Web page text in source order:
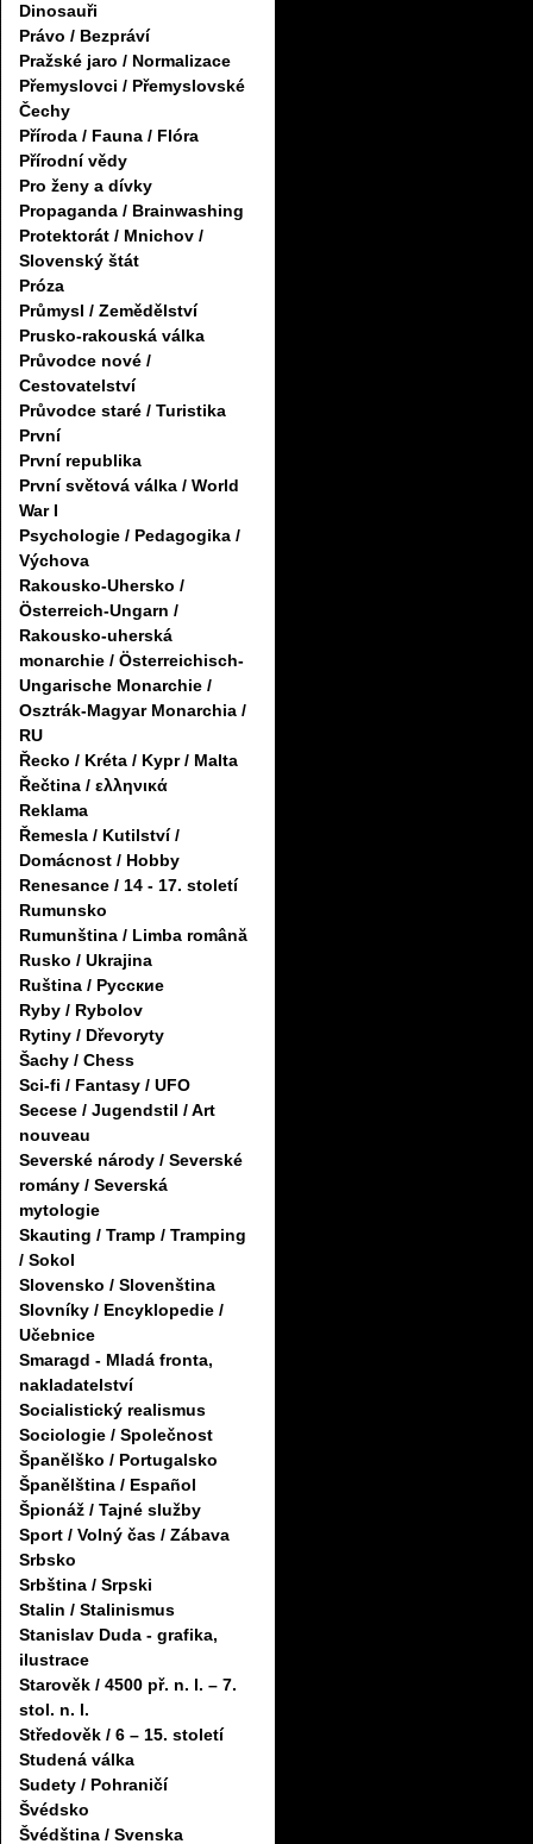
Dinosauři
Právo / Bezpráví
Pražské jaro / Normalizace
Přemyslovci / Přemyslovské
Čechy
Příroda / Fauna / Flóra
Přírodní vědy
Pro ženy a dívky
Propaganda / Brainwashing
Protektorát / Mnichov /
Slovenský štát
Próza
Průmysl / Zemědělství
Prusko-rakouská válka
Průvodce nové /
Cestovatelství
Průvodce staré / Turistika
První
První republika
První světová válka / World
War I
Psychologie / Pedagogika /
Výchova
Rakousko-Uhersko /
Österreich-Ungarn /
Rakousko-uherská
monarchie / Österreichisch-
Ungarische Monarchie /
Osztrák-Magyar Monarchia /
RU
Řecko / Kréta / Kypr / Malta
Řečtina / ελληνικά
Reklama
Řemesla / Kutilství /
Domácnost / Hobby
Renesance / 14 - 17. století
Rumunsko
Rumunština / Limba română
Rusko / Ukrajina
Ruština / Русские
Ryby / Rybolov
Rytiny / Dřevoryty
Šachy / Chess
Sci-fi / Fantasy / UFO
Secese / Jugendstil / Art
nouveau
Severské národy / Severské
romány / Severská
mytologie
Skauting / Tramp / Tramping
/ Sokol
Slovensko / Slovenština
Slovníky / Encyklopedie /
Učebnice
Smaragd - Mladá fronta,
nakladatelství
Socialistický realismus
Sociologie / Společnost
Španělško / Portugalsko
Španělština / Español
Špionáž / Tajné služby
Sport / Volný čas / Zábava
Srbsko
Srbština / Srpski
Stalin / Stalinismus
Stanislav Duda - grafika,
ilustrace
Starověk / 4500 př. n. l. – 7.
stol. n. l.
Středověk / 6 – 15. století
Studená válka
Sudety / Pohraničí
Švédsko
Švédština / Svenska